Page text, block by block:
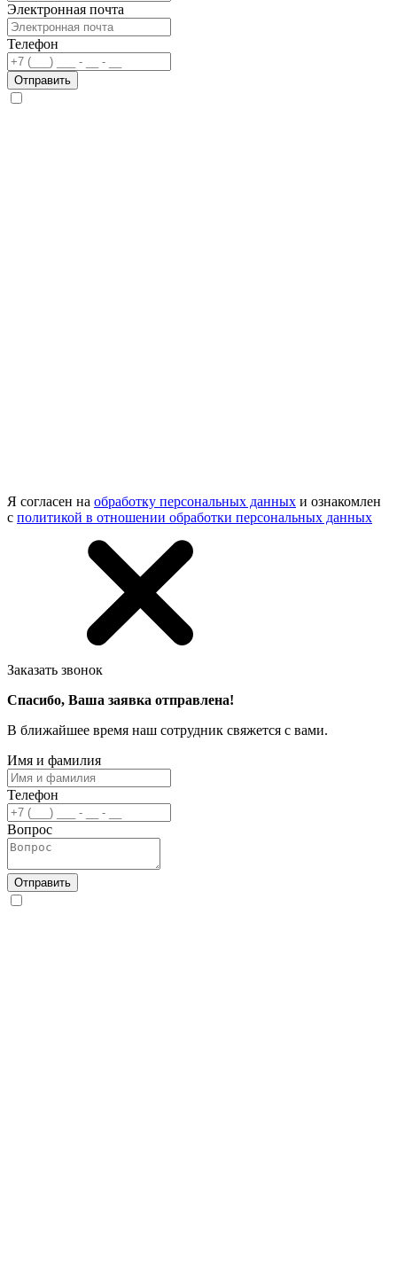
Электронная почта
Телефон
Отправить
Я согласен на обработку персональных данных и ознакомлен
с политикой в отношении обработки персональных данных
Заказать звонок
Спасибо, Ваша заявка отправлена!
В ближайшее время наш сотрудник свяжется с вами.
Имя и фамилия
Телефон
Вопрос
Отправить